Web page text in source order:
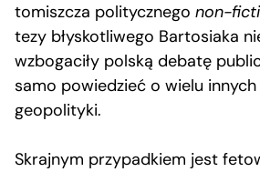
tomiszcza politycznego non-
tezy błyskotliwego Bartosiaka
wzbogaciły polską debatę
samo powiedzieć o wielu
geopolityki.
Skrajnym przypadkiem jest